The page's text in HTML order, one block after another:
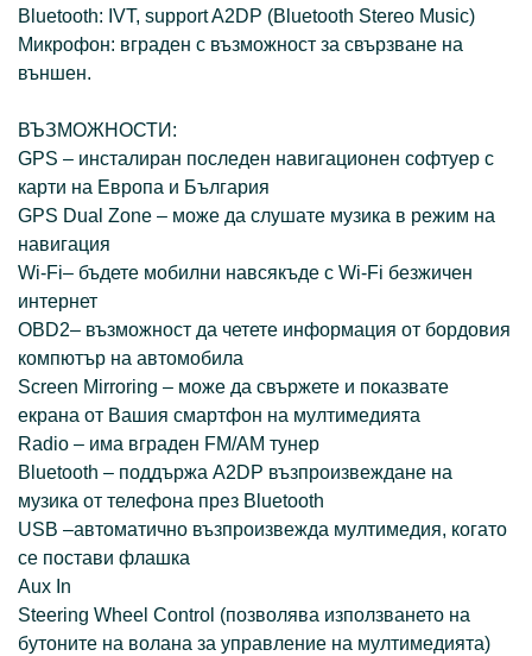
Bluetooth: IVT, support A2DP (Bluetooth Stereo Music)
Микрофон: вграден с възможност за свързване на
външен.
ВЪЗМОЖНОСТИ:
GPS – инсталиран последен навигационен софтуер с
карти на Европа и България
GPS Dual Zone – може да слушате музика в режим на
навигация
Wi-Fi– бъдете мобилни навсякъде с Wi-Fi безжичен
интернет
OBD2– възможност да четете информация от бордовия
компютър на автомобила
Screen Mirroring – може да свържете и показвате
екрана от Вашия смартфон на мултимедията
Radio – има вграден FM/AM тунер
Bluetooth – поддържа A2DP възпроизвеждане на
музика от телефона през Bluetooth
USB –автоматично възпроизвежда мултимедия, когато
се постави флашка
Aux In
Steering Wheel Control (позволява използването на
бутоните на волана за управление на мултимедията)